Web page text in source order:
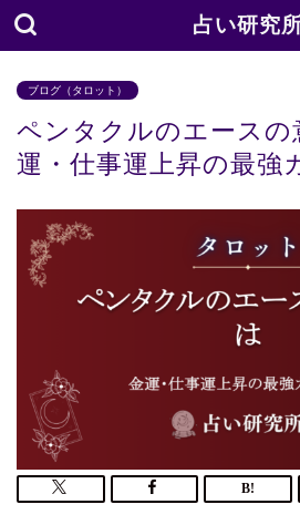
占い研究
ブログ（タロット）
ペンタクルのエースの
運・仕事運上昇の最強